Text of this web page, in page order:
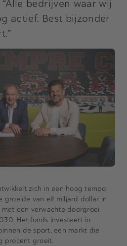
bedrijven waar wij
actief. Best bijzonder
zich in een hoog tempo.
groeide van elf miljard dollar in
een verwachte doorgroei
Het fonds investeert in
de sport, een markt die
procent groeit.